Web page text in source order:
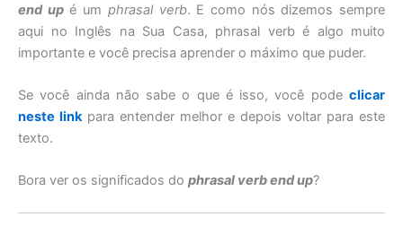
end upé um phrasal verb. E como nós dizemos sempre
aqui no Inglês na Sua Casa, phrasal verb é algo muito
importante e você precisa aprender o máximo que puder.
Se você ainda não sabe o que é isso, você podeclicar
neste linkpara entender melhor e depois voltar para este
texto.
Bora ver os significados do phrasal verb end up?